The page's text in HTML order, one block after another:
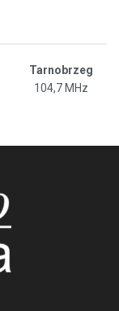
Tarnobrzeg
104,7 MHz